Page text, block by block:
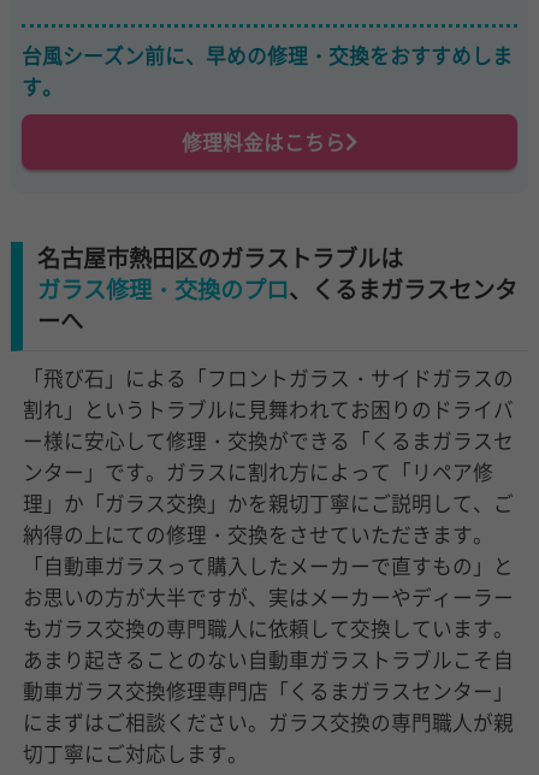
台風シーズン前に、早めの修理・交換をおすすめしま
す。
修理料金はこちら
名古屋市熱田区のガラストラブルは
ガラス修理・交換のプロ、くるまガラスセンタ
ーへ
「飛び石」による「フロントガラス・サイドガラスの
割れ」というトラブルに見舞われてお困りのドライバ
ー様に安心して修理・交換ができる「くるまガラスセ
ンター」です。ガラスに割れ方によって「リペア修
理」か「ガラス交換」かを親切丁寧にご説明して、ご
納得の上にての修理・交換をさせていただきます。
「自動車ガラスって購入したメーカーで直すもの」と
お思いの方が大半ですが、実はメーカーやディーラー
もガラス交換の専門職人に依頼して交換しています。
あまり起きることのない自動車ガラストラブルこそ自
動車ガラス交換修理専門店「くるまガラスセンター」
にまずはご相談ください。ガラス交換の専門職人が親
切丁寧にご対応します。